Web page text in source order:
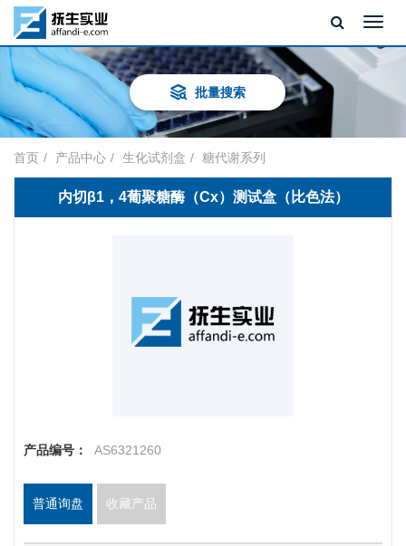
批量搜索
首页 产品中心 生化试剂盒 糖代谢系列
内切β1，4葡聚糖酶（Cx）测试盒（比色法）
产品编号： AS6321260
普通询盘 收藏产品